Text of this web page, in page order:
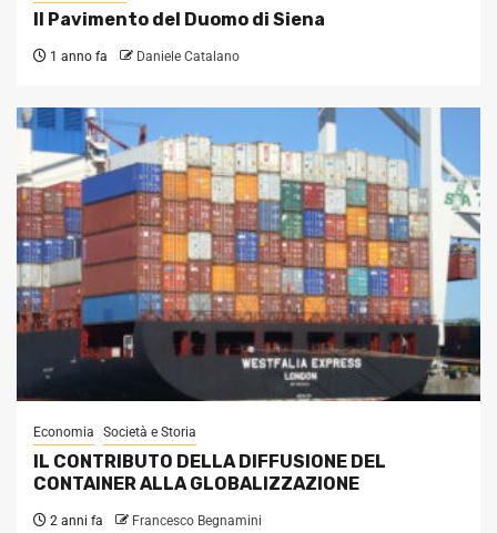
Il Pavimento del Duomo di Siena
1 anno fa Daniele Catalano
Economia Società e Storia
IL CONTRIBUTO DELLA DIFFUSIONE DEL
CONTAINER ALLA GLOBALIZZAZIONE
2 anni fa Francesco Begnamini